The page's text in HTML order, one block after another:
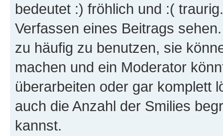
bedeutet :) fröhlich und :(
Verfassen eines Beitrags
zu häufig zu benutzen, sie
machen und ein Moderator
überarbeiten oder gar komplett
auch die Anzahl der Smilies
kannst.